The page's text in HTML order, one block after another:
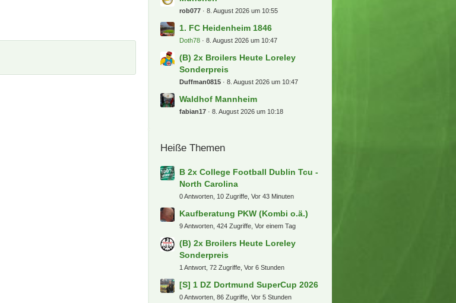
Transfers, Gerüchte und
Flosse1909 8. August 2026 um 15:32
Aktionen und Gutscheine
Vantheman 8. August 2026 um 15:17
peksim 8. August 2026 um 15:14
RW Essen
[S] 1 DZ Dortmund SuperCup 2026
8. August 2026 um 10:57
rob077
1. FC Heidenheim 1846
(B) 2x Broilers Heute Loreley